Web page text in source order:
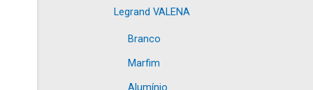
Legrand VALENA
Branco
Marfim
Alumínio